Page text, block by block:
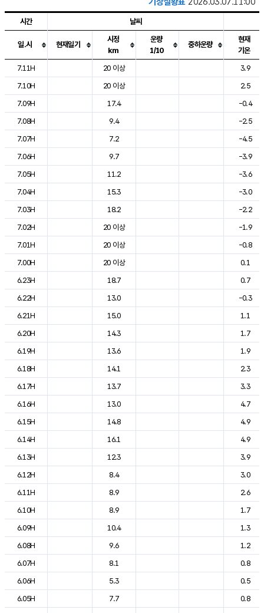
도시별 기상실황표로 지점, 날씨, 기온, 강수, 바람, 기압등을 안내한 표입
시간 날씨
일.시 현재일기
시정
km
운량
1/10
중하운량
현재
기온
7.11H
20 이상
3.9
7.10H
20 이상
2.5
7.09H
17.4
-0.4
7.08H
9.4
-2.5
7.07H
7.2
-4.5
7.06H
9.7
-3.9
7.05H
11.2
-3.6
7.04H
15.3
-3.0
7.03H
18.2
-2.2
7.02H
20 이상
-1.9
7.01H
20 이상
-0.8
7.00H
20 이상
0.1
6.23H
18.7
0.7
6.22H
13.0
-0.3
6.21H
15.0
1.1
6.20H
14.3
1.7
6.19H
13.6
1.9
6.18H
14.1
2.3
6.17H
13.7
3.3
6.16H
13.0
4.7
6.15H
14.8
4.9
6.14H
16.1
4.9
6.13H
12.3
3.9
6.12H
8.4
3.0
6.11H
8.9
2.6
6.10H
8.9
1.7
6.09H
10.4
1.3
6.08H
9.6
1.2
6.07H
8.1
0.8
6.06H
5.3
0.5
6.05H
7.7
0.8